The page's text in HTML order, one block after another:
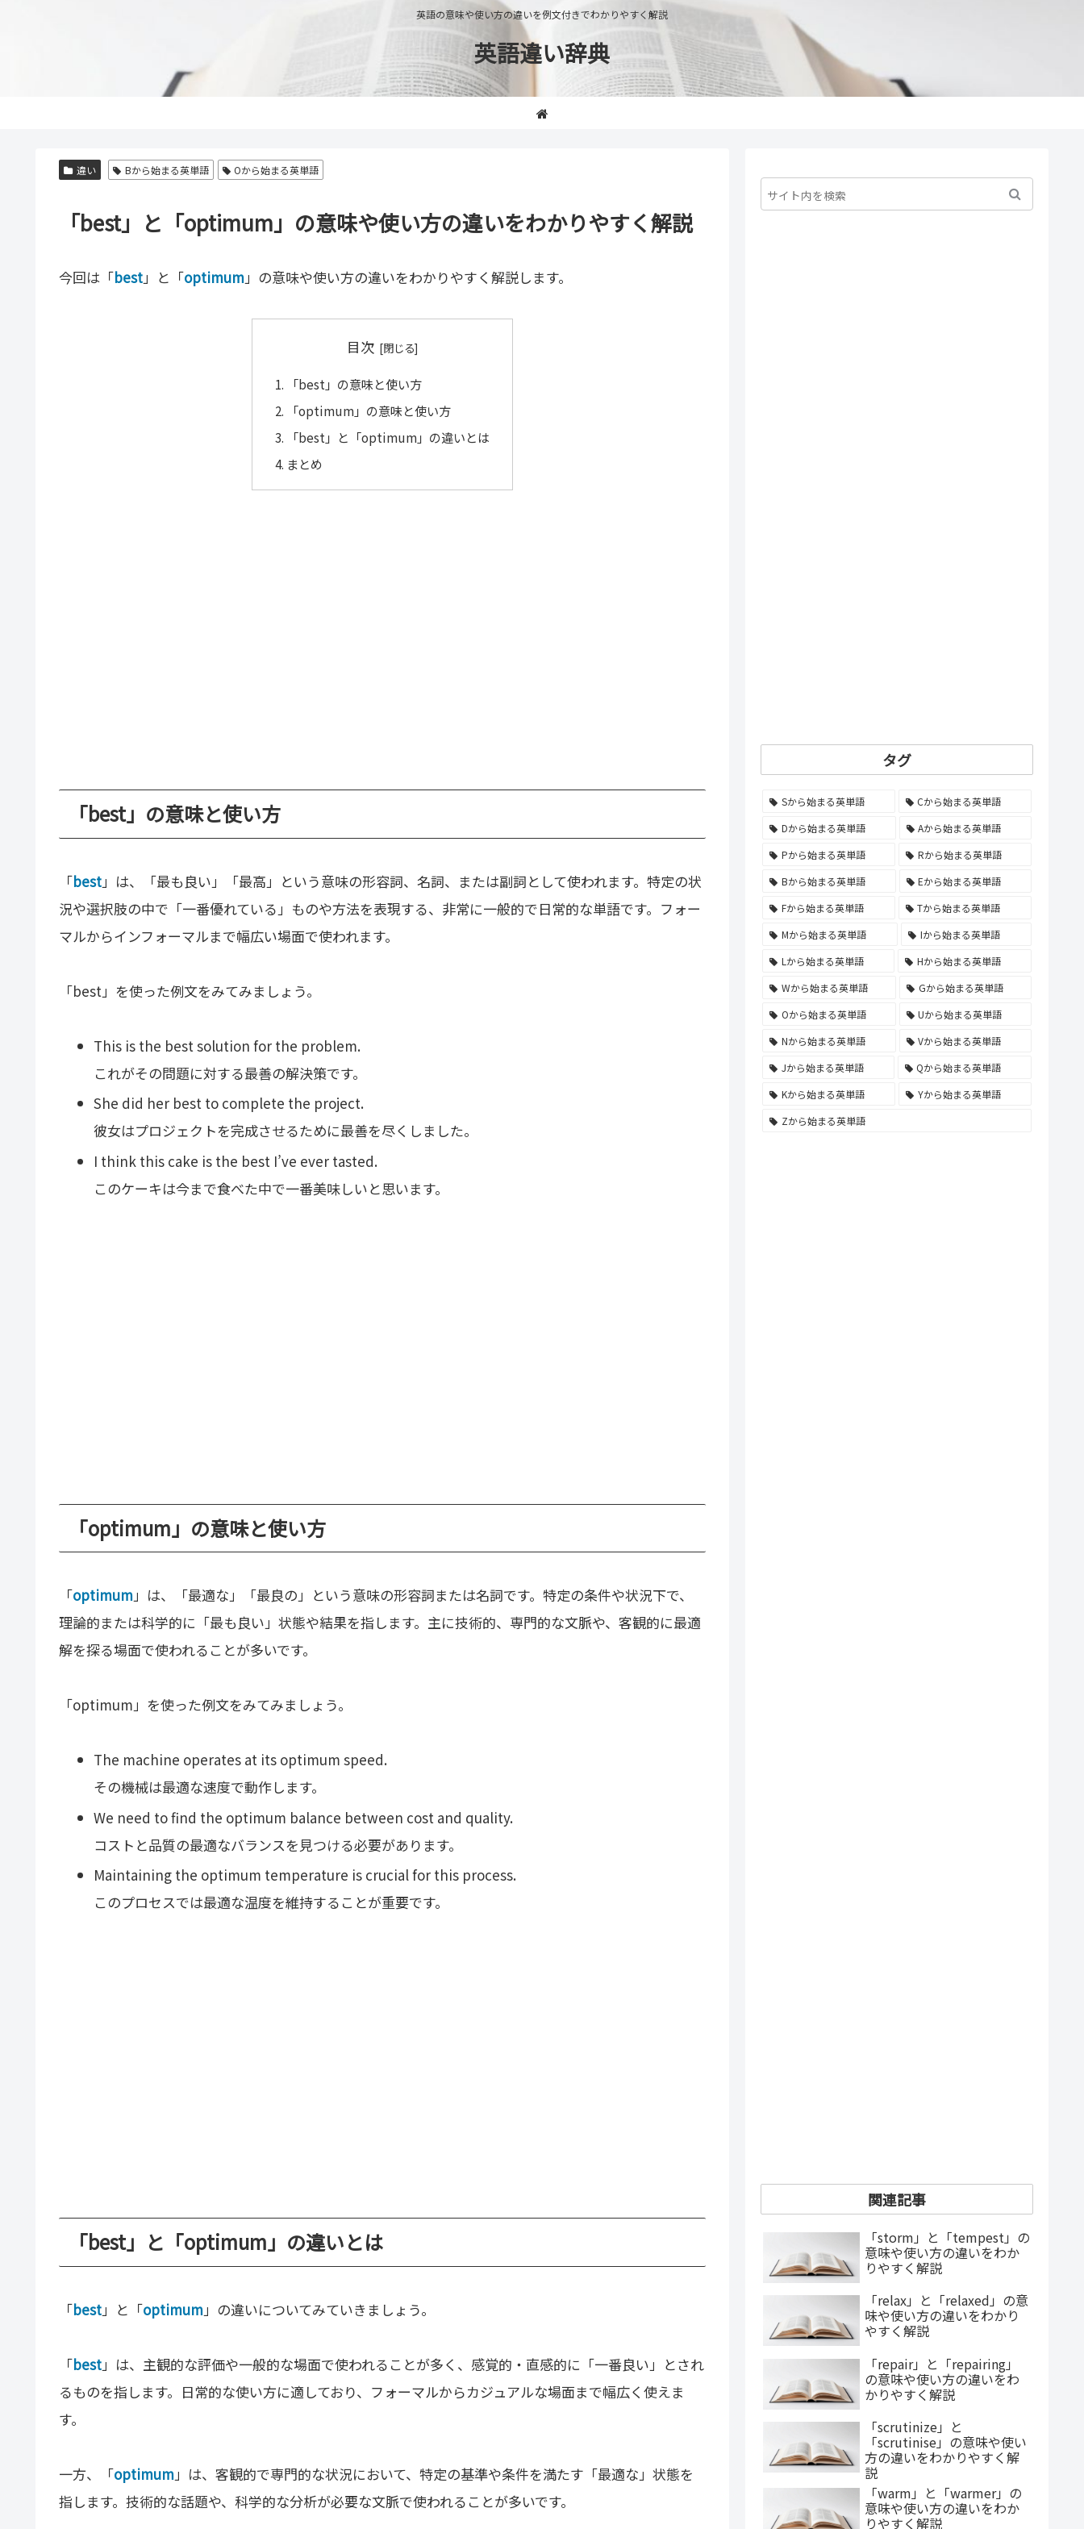
英語の意味や使い方の違いを例文付きでわかりやすく解説
英語違い辞典
違い Bから始まる英単語 Oから始まる英単語
「best」と「optimum」の意味や使い方の違いをわかりやすく解説
今回は「best」と「optimum」の意味や使い方の違いをわかりやすく解説します。
目次
「best」の意味と使い方
「optimum」の意味と使い方
「best」と「optimum」の違いとは
まとめ
「best」の意味と使い方
「best」は、「最も良い」「最高」という意味の形容詞、名詞、または副詞として使われます。特定の状
況や選択肢の中で「一番優れている」ものや方法を表現する、非常に一般的で日常的な単語です。フォー
マルからインフォーマルまで幅広い場面で使われます。
「best」を使った例文をみてみましょう。
This is the best solution for the problem.
これがその問題に対する最善の解決策です。
She did her best to complete the project.
彼女はプロジェクトを完成させるために最善を尽くしました。
I think this cake is the best I’ve ever tasted.
このケーキは今まで食べた中で一番美味しいと思います。
「optimum」の意味と使い方
「optimum」は、「最適な」「最良の」という意味の形容詞または名詞です。特定の条件や状況下で、
理論的または科学的に「最も良い」状態や結果を指します。主に技術的、専門的な文脈や、客観的に最適
解を探る場面で使われることが多いです。
「optimum」を使った例文をみてみましょう。
The machine operates at its optimum speed.
その機械は最適な速度で動作します。
We need to find the optimum balance between cost and quality.
コストと品質の最適なバランスを見つける必要があります。
Maintaining the optimum temperature is crucial for this process.
このプロセスでは最適な温度を維持することが重要です。
「best」と「optimum」の違いとは
「best」と「optimum」の違いについてみていきましょう。
「best」は、主観的な評価や一般的な場面で使われることが多く、感覚的・直感的に「一番良い」とされ
るものを指します。日常的な使い方に適しており、フォーマルからカジュアルな場面まで幅広く使えま
す。
一方、「optimum」は、客観的で専門的な状況において、特定の基準や条件を満たす「最適な」状態を
指します。技術的な話題や、科学的な分析が必要な文脈で使われることが多いです。
タグ
Sから始まる英単語
Cから始まる英単語
Dから始まる英単語
Aから始まる英単語
Pから始まる英単語
Rから始まる英単語
Bから始まる英単語
Eから始まる英単語
Fから始まる英単語
Tから始まる英単語
Mから始まる英単語
Iから始まる英単語
Lから始まる英単語
Hから始まる英単語
Wから始まる英単語
Gから始まる英単語
Oから始まる英単語
Uから始まる英単語
Nから始まる英単語
Vから始まる英単語
Jから始まる英単語
Qから始まる英単語
Kから始まる英単語
Yから始まる英単語
Zから始まる英単語
関連記事
「storm」と「tempest」の
意味や使い方の違いをわか
りやすく解説
「relax」と「relaxed」の意
味や使い方の違いをわかり
やすく解説
「repair」と「repairing」
の意味や使い方の違いをわ
かりやすく解説
「scrutinize」と
「scrutinise」の意味や使い
方の違いをわかりやすく解
説
「warm」と「warmer」の
意味や使い方の違いをわか
りやすく解説